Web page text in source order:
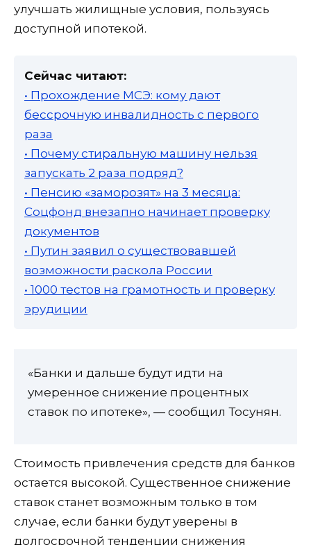
улучшать жилищные условия, пользуясь
доступной ипотекой.
Сейчас читают:
• Прохождение МСЭ: кому дают
бессрочную инвалидность с первого
раза
• Почему стиральную машину нельзя
запускать 2 раза подряд?
• Пенсию «заморозят» на 3 месяца:
Соцфонд внезапно начинает проверку
документов
• Путин заявил о существовавшей
возможности раскола России
• 1000 тестов на грамотность и проверку
эрудиции
«Банки и дальше будут идти на
умеренное снижение процентных
ставок по ипотеке», — сообщил Тосунян.
Стоимость привлечения средств для банков
остается высокой. Существенное снижение
ставок станет возможным только в том
случае, если банки будут уверены в
долгосрочной тенденции снижения